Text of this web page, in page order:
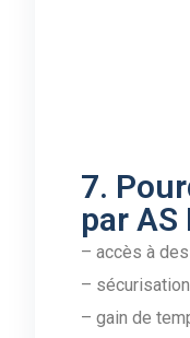
7.
par AS
– accès à
–
– gain de